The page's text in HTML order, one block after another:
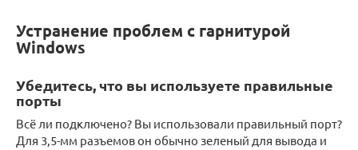
Устранение проблем с гарнитурой
Windows
Убедитесь, что вы используете правильные
порты
Всё ли подключено? Вы использовали правильный порт?
Для 3,5-мм разъемов он обычно зеленый для вывода и